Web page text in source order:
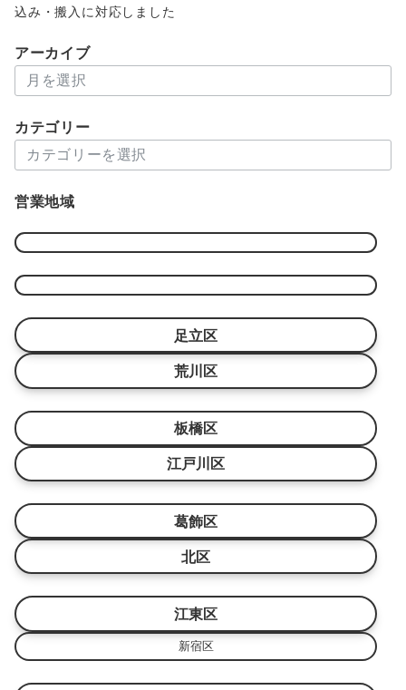
込み・搬入に対応しました
アーカイブ
ー
イ
カテゴリー
テ
リ
営業地域
足立区
荒川区
板橋区
江戸川区
葛飾区
北区
江東区
新宿区